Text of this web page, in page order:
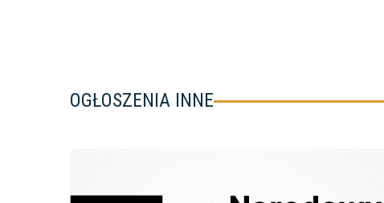
OGŁOSZENIA INNE